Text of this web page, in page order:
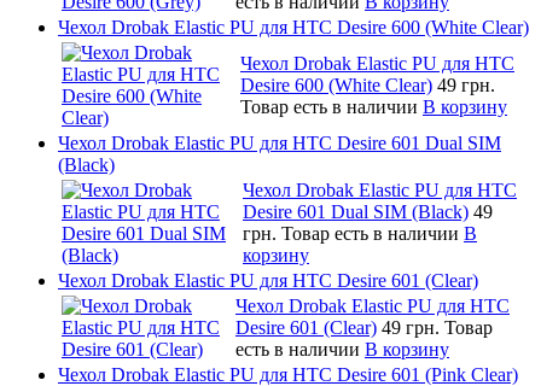
Чехол Drobak Elastic PU для HTC Desire 600 (White Clear)
Чехол Drobak Elastic PU для HTC
Desire 600 (White Clear) 49 грн.
Товар есть в наличии В корзину
Чехол Drobak Elastic PU для HTC Desire 601 Dual SIM
(Black)
Чехол Drobak Elastic PU для HTC
Desire 601 Dual SIM (Black) 49
грн. Товар есть в наличии В
корзину
Чехол Drobak Elastic PU для HTC Desire 601 (Clear)
Чехол Drobak Elastic PU для HTC
Desire 601 (Clear) 49 грн. Товар
есть в наличии В корзину
Чехол Drobak Elastic PU для HTC Desire 601 (Pink Clear)